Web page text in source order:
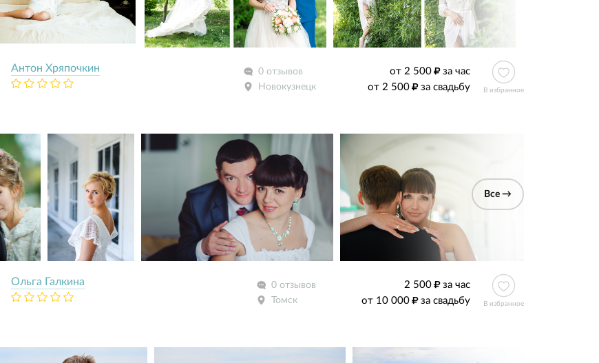
Антон Хряпочкин
0 отзывов
Новокузнецк
от 2 500
за час
от 2 500
за свадьбу В избранное
Все →
Ольга Галкина
0 отзывов
Томск
2 500
за час
от 10 000
за свадьбу В избранное